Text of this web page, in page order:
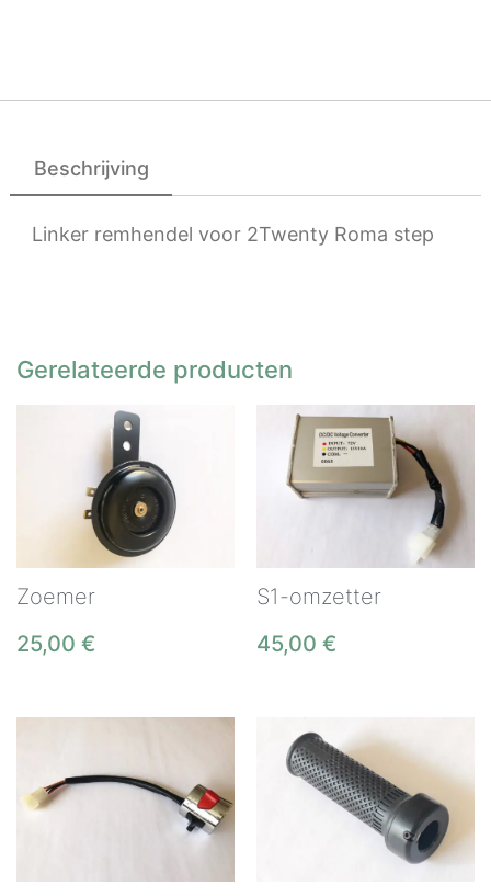
Beschrijving
Linker remhendel voor 2Twenty Roma step
Gerelateerde producten
Zoemer
25,00 €
S1-omzetter
45,00 €